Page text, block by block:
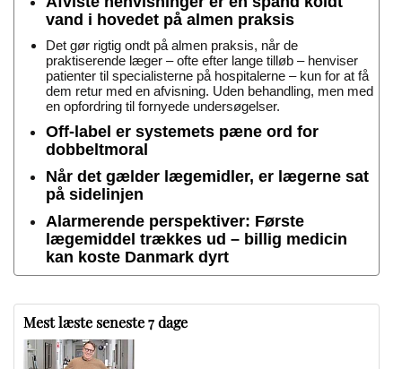
vand i hovedet på almen praksis
Det gør rigtig ondt på almen praksis, når de
praktiserende læger – ofte efter lange tilløb – henviser
patienter til specialisterne på hospitalerne – kun for at få
dem retur med en afvisning. Uden behandling, men med
en opfordring til fornyede undersøgelser.
Off-label er systemets pæne ord for
dobbeltmoral
Når det gælder lægemidler, er lægerne sat
på sidelinjen
Alarmerende perspektiver: Første
lægemiddel trækkes ud – billig medicin
kan koste Danmark dyrt
Mest læste seneste 7 dage